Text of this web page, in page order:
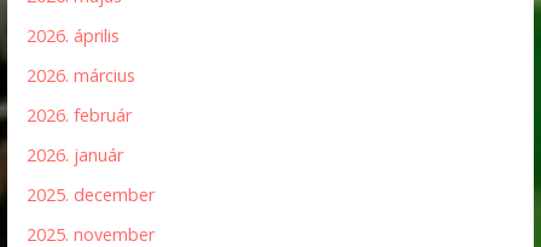
2026. április
2026. március
2026. február
2026. január
2025. december
2025. november